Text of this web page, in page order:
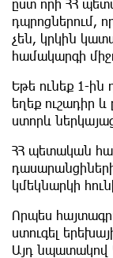
ըստ որի ՀՀ
դպրոցներում,
չեն, կրկին
համակարգի
Եթե ունեք 1-
եղեք ուշադիր
ստորև
ՀՀ պետական
կմեկնարկի
Որպես
ստուգել
Այդ նպատակով